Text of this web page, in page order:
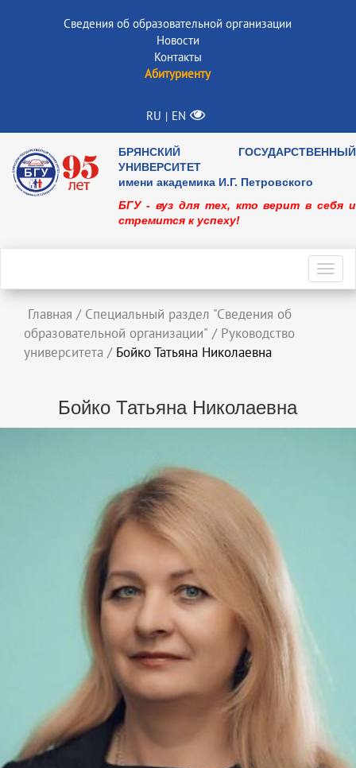
Сведения об образовательной организации
Новости
Контакты
Абитуриенту
RU | EN
БРЯНСКИЙ ГОСУДАРСТВЕННЫЙ
УНИВЕРСИТЕТ
имени академика И.Г. Петровского
БГУ - вуз для тех, кто верит в себя и
стремится к успеху!
Главная / Специальный раздел "Сведения об
образовательной организации" / Руководство
университета / Бойко Татьяна Николаевна
Бойко Татьяна Николаевна